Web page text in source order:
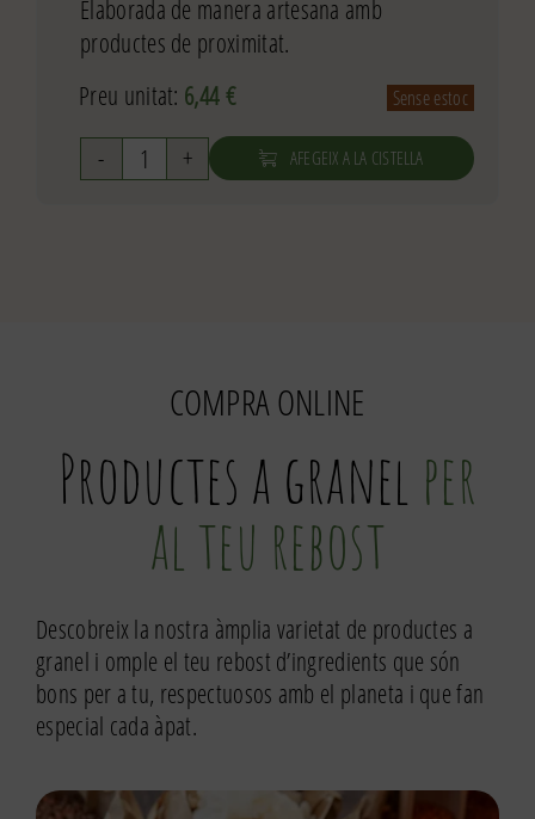
Elaborada de manera artesana amb
productes de proximitat.
Preu unitat: 6,44€ Sense estoc
quantitat
AFEGEIX A LA CISTELLA
COMPRA ONLINE
Productes a granel per
al teu rebost
Descobreix la nostra àmplia varietat de productes a
granel i omple el teu rebost d’ingredients que són
bons per a tu, respectuosos amb el planeta i que fan
especial cada àpat.